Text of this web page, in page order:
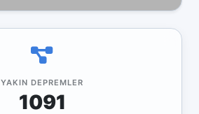
YAKIN DEPREMLER
1091